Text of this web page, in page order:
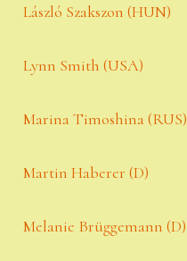
László Szakszon (HUN)
Lynn Smith (USA)
Marina Timoshina (RUS)
Martin Haberer (D)
Melanie Brüggemann (D)